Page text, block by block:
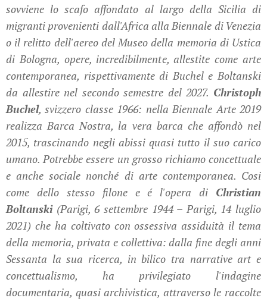
sovviene lo scafo affondato al largo della Sicilia di
migranti provenienti dall'Africa alla Biennale di Venezia
o il relitto dell'aereo del Museo della memoria di Ustica
di Bologna, opere, incredibilmente, allestite come arte
contemporanea, rispettivamente di Buchel e Boltanski
da allestire nel secondo semestre del 2027. Christoph
Buchel, svizzero classe 1966: nella Biennale Arte 2019
realizza Barca Nostra, la vera barca che affondò nel
2015, trascinando negli abissi quasi tutto il suo carico
umano. Potrebbe essere un grosso richiamo concettuale
e anche sociale nonché di arte contemporanea. Cosi
come dello stesso filone e é l'opera di Christian
Boltanski(Parigi, 6 settembre 1944 – Parigi, 14 luglio
2021) che ha coltivato con ossessiva assiduità il tema
della memoria, privata e collettiva: dalla fine degli anni
Sessanta la sua ricerca, in bilico tra narrative art e
concettualismo, ha privilegiato l'indagine
documentaria, quasi archivistica, attraverso le raccolte